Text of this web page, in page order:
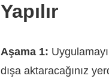
Yapılır
Aşama 1:
dışa aktaracağınız